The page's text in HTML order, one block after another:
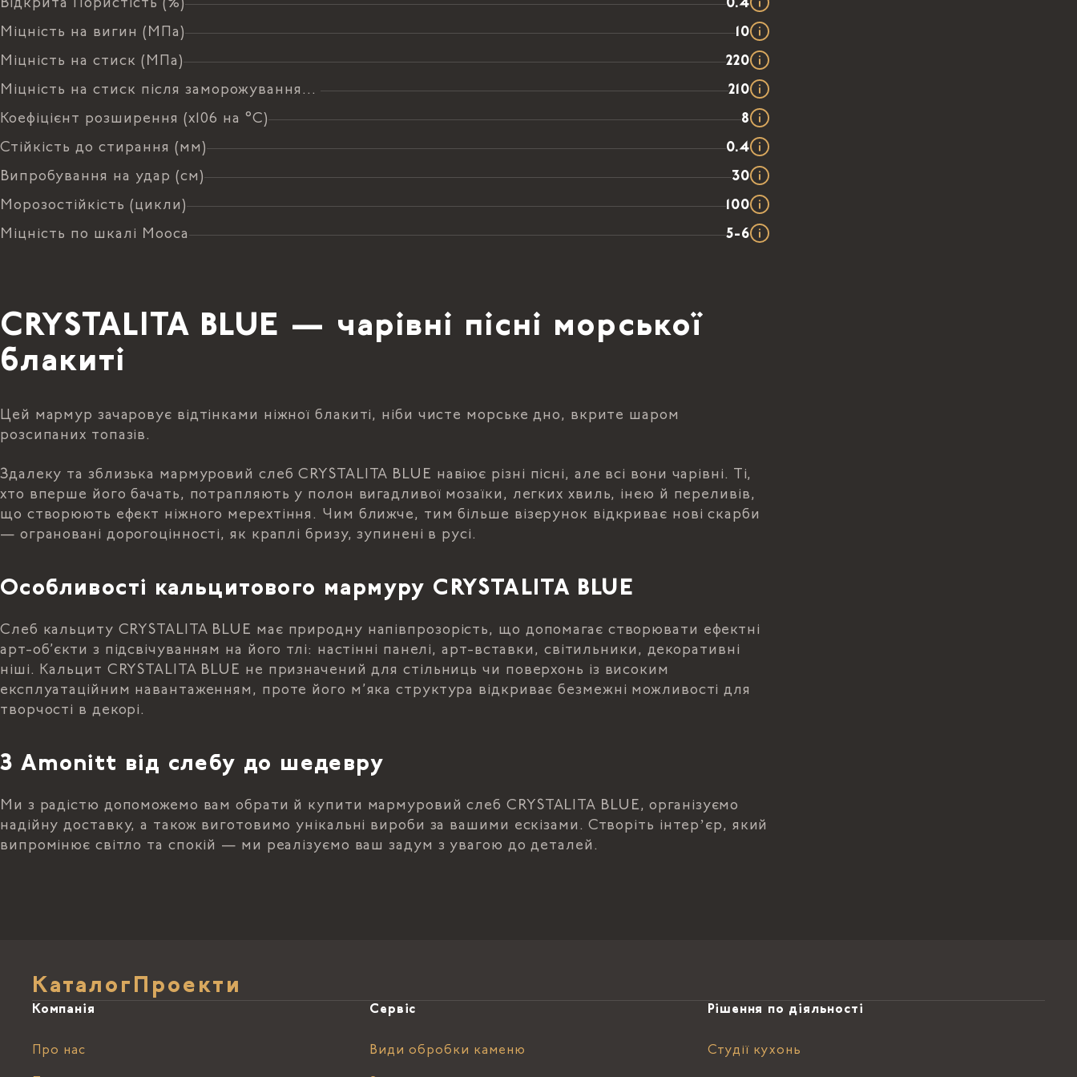
Відкрита Пористість (%)
0.4
Міцність на вигин (МПа)
10
Міцність на стиск (МПа)
220
Міцність на стиск після заморожування (МПа)
210
Коефіцієнт розширення (х106 на °C)
8
Стійкість до стирання (мм)
0.4
Випробування на удар (см)
30
Морозостійкість (цикли)
100
Міцність по шкалі Мооса
5-6
CRYSTALITA BLUE — чарівні пісні морської
блакиті
Цей мармур зачаровує відтінками ніжної блакиті, ніби чисте морське дно, вкрите шаром
розсипаних топазів.
Здалеку та зблизька мармуровий слеб CRYSTALITA BLUE навіює різні пісні, але всі вони чарівні. Ті,
хто вперше його бачать, потрапляють у полон вигадливої мозаїки, легких хвиль, інею й переливів,
що створюють ефект ніжного мерехтіння. Чим ближче, тим більше візерунок відкриває нові скарби
— ограновані дорогоцінності, як краплі бризу, зупинені в русі.
Особливості кальцитового мармуру CRYSTALITA BLUE
Слеб кальциту CRYSTALITA BLUE має природну напівпрозорість, що допомагає створювати ефектні
арт-об’єкти з підсвічуванням на його тлі: настінні панелі, арт-вставки, світильники, декоративні
ніші. Кальцит CRYSTALITA BLUE не призначений для стільниць чи поверхонь із високим
експлуатаційним навантаженням, проте його м’яка структура відкриває безмежні можливості для
творчості в декорі.
З Amonitt від слебу до шедевру
Ми з радістю допоможемо вам обрати й купити мармуровий слеб CRYSTALITA BLUE, організуємо
надійну доставку, а також виготовимо унікальні вироби за вашими ескізами. Створіть інтерʼєр, який
випромінює світло та спокій — ми реалізуємо ваш задум з увагою до деталей.
Каталог Проекти
Компанія
Про нас
Сервіс
Види обробки каменю
Рішення по діяльності
Студії кухонь